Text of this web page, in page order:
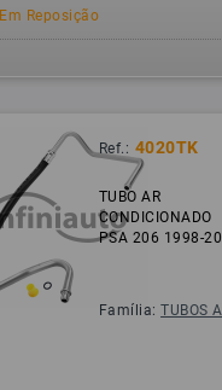
Em Reposição
Ref.: 4020TK
TUBO AR
CONDICIONADO
PSA 206 1998-
Família:TUBOS